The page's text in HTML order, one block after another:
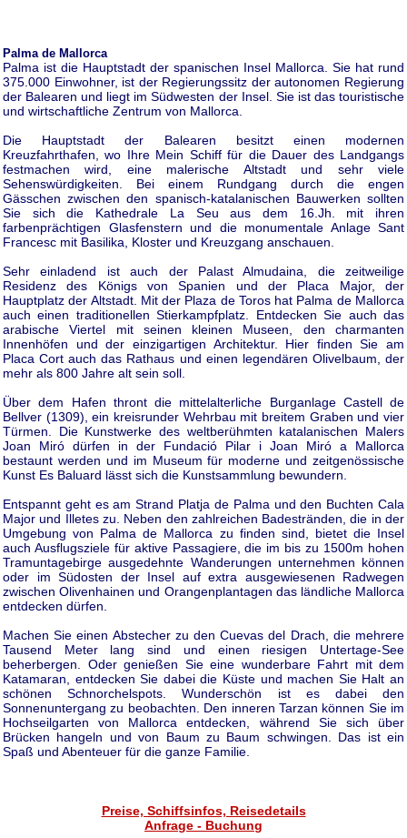
Palma de Mallorca
Palma ist die Hauptstadt der spanischen Insel Mallorca. Sie hat rund
375.000 Einwohner, ist der Regierungssitz der autonomen Regierung
der Balearen und liegt im Südwesten der Insel. Sie ist das touristische
und wirtschaftliche Zentrum von Mallorca.
Die Hauptstadt der Balearen besitzt einen modernen
Kreuzfahrthafen, wo Ihre Mein Schiff für die Dauer des Landgangs
festmachen wird, eine malerische Altstadt und sehr viele
Sehenswürdigkeiten. Bei einem Rundgang durch die engen
Gässchen zwischen den spanisch-katalanischen Bauwerken sollten
Sie sich die Kathedrale La Seu aus dem 16.Jh. mit ihren
farbenprächtigen Glasfenstern und die monumentale Anlage Sant
Francesc mit Basilika, Kloster und Kreuzgang anschauen.
Sehr einladend ist auch der Palast Almudaina, die zeitweilige
Residenz des Königs von Spanien und der Placa Major, der
Hauptplatz der Altstadt. Mit der Plaza de Toros hat Palma de Mallorca
auch einen traditionellen Stierkampfplatz. Entdecken Sie auch das
arabische Viertel mit seinen kleinen Museen, den charmanten
Innenhöfen und der einzigartigen Architektur. Hier finden Sie am
Placa Cort auch das Rathaus und einen legendären Olivelbaum, der
mehr als 800 Jahre alt sein soll.
Über dem Hafen thront die mittelalterliche Burganlage Castell de
Bellver (1309), ein kreisrunder Wehrbau mit breitem Graben und vier
Türmen. Die Kunstwerke des weltberühmten katalanischen Malers
Joan Miró dürfen in der Fundació Pilar i Joan Miró a Mallorca
bestaunt werden und im Museum für moderne und zeitgenössische
Kunst Es Baluard lässt sich die Kunstsammlung bewundern.
Entspannt geht es am Strand Platja de Palma und den Buchten Cala
Major und Illetes zu. Neben den zahlreichen Badestränden, die in der
Umgebung von Palma de Mallorca zu finden sind, bietet die Insel
auch Ausflugsziele für aktive Passagiere, die im bis zu 1500m hohen
Tramuntagebirge ausgedehnte Wanderungen unternehmen können
oder im Südosten der Insel auf extra ausgewiesenen Radwegen
zwischen Olivenhainen und Orangenplantagen das ländliche Mallorca
entdecken dürfen.
Machen Sie einen Abstecher zu den Cuevas del Drach, die mehrere
Tausend Meter lang sind und einen riesigen Untertage-See
beherbergen. Oder genießen Sie eine wunderbare Fahrt mit dem
Katamaran, entdecken Sie dabei die Küste und machen Sie Halt an
schönen Schnorchelspots. Wunderschön ist es dabei den
Sonnenuntergang zu beobachten. Den inneren Tarzan können Sie im
Hochseilgarten von Mallorca entdecken, während Sie sich über
Brücken hangeln und von Baum zu Baum schwingen. Das ist ein
Spaß und Abenteuer für die ganze Familie.
Preise, Schiffsinfos, Reisedetails
Anfrage - Buchung